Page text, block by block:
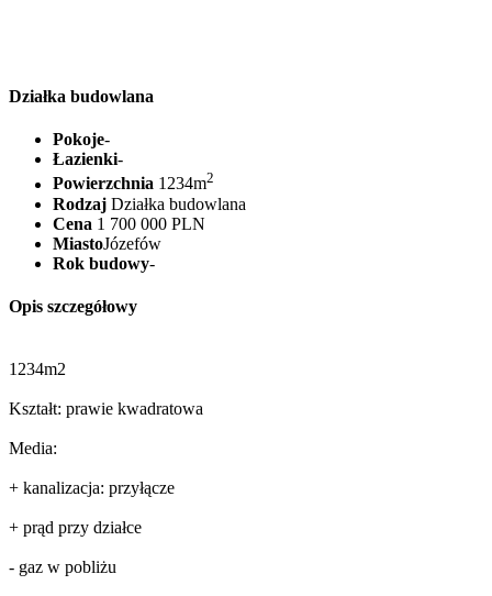
Działka budowlana
Pokoje-
Łazienki-
Powierzchnia 1234m2
Rodzaj Działka budowlana
Cena 1 700 000 PLN
MiastoJózefów
Rok budowy-
Opis szczegółowy
1234m2
Kształt: prawie kwadratowa
Media:
+ kanalizacja: przyłącze
+ prąd przy działce
- gaz w pobliżu